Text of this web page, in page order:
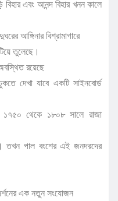
এবং আনন্দ বিহার খনন কালে
আঙ্গিনার বিশ্রামাগারে
তুলেছে।
রয়েছে
দেখা যাবে একটি সাইনবোর্ড
থেকে ১৮০৮ সালে রাজা
তখন পাল বংশের এই জনদরদের
এক নতুন সংযোজন